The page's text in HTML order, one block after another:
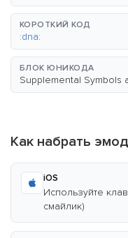
КОРОТКИЙ КОД
:dna:
БЛОК ЮНИКОДА
Supplemental Symbols
Как набрать
iOS
Используйте
смайлик)